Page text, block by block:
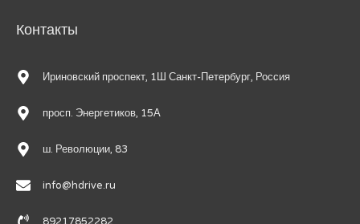
Контакты
Ириновский проспект, 1Ш Санкт-Петербург, Россия
просп. Энергетиков, 15А
ш. Революции, 83
info@hdrive.ru